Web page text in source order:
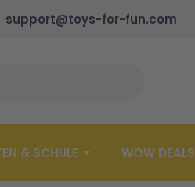
support@toys-for-fun.com
& SCHULE WOW DEALS